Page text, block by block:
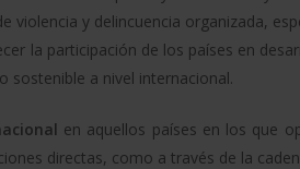
violencia y delincuencia organizada,
la participación de los países en
sostenible a nivel internacional.
en aquellos países en los que
directas, como a través de la